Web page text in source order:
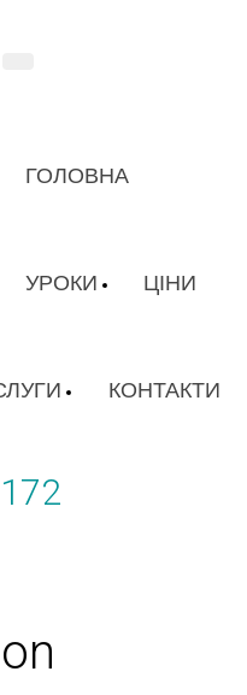
ГОЛОВНА
УРОКИ ЦІНИ
КОНТАКТИ